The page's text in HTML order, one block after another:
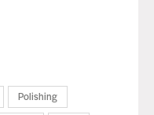
Polishing